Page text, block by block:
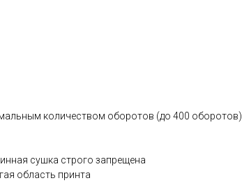
количеством оборотов (до 400 оборотов)
сушка строго запрещена
область принта